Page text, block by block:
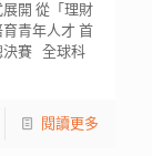
開 從「理財
青年人才 首
決賽 全球科
閱讀更多